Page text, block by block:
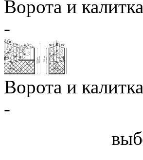
Ворота и
-
Ворота и
-